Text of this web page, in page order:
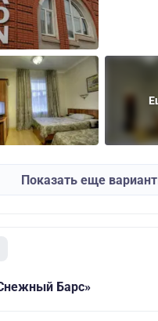
Показать еще
Барс»